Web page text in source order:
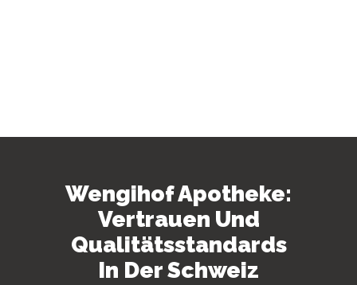
Wengihof Apotheke:
Vertrauen Und
Qualitätsstandards
In Der Schweiz